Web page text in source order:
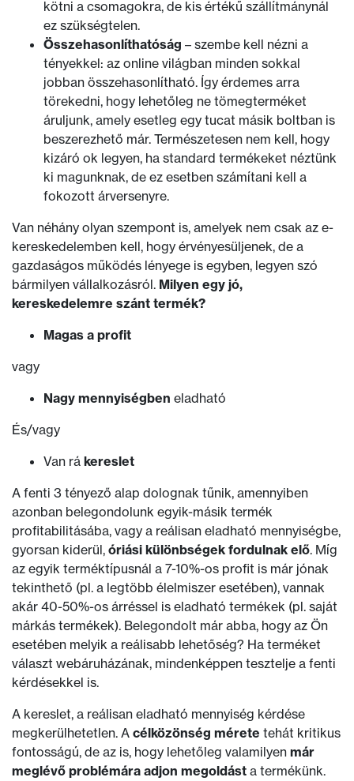
kötni a csomagokra, de kis értékű szállítmánynál
ez szükségtelen.
Összehasonlíthatóság – szembe kell nézni a
tényekkel: az online világban minden sokkal
jobban összehasonlítható. Így érdemes arra
törekedni, hogy lehetőleg ne tömegterméket
áruljunk, amely esetleg egy tucat másik boltban is
beszerezhető már. Természetesen nem kell, hogy
kizáró ok legyen, ha standard termékeket néztünk
ki magunknak, de ez esetben számítani kell a
fokozott árversenyre.
Van néhány olyan szempont is, amelyek nem csak az e-
kereskedelemben kell, hogy érvényesüljenek, de a
gazdaságos működés lényege is egyben, legyen szó
bármilyen vállalkozásról. Milyen egy jó,
kereskedelemre szánt termék?
Magas a profit
vagy
Nagy mennyiségben eladható
És/vagy
Van rá kereslet
A fenti 3 tényező alap dolognak tűnik, amennyiben
azonban belegondolunk egyik-másik termék
profitabilitásába, vagy a reálisan eladható mennyiségbe,
gyorsan kiderül, óriási különbségek fordulnak elő. Míg
az egyik terméktípusnál a 7-10%-os profit is már jónak
tekinthető (pl. a legtöbb élelmiszer esetében), vannak
akár 40-50%-os árréssel is eladható termékek (pl. saját
márkás termékek). Belegondolt már abba, hogy az Ön
esetében melyik a reálisabb lehetőség? Ha terméket
választ webáruházának, mindenképpen tesztelje a fenti
kérdésekkel is.
A kereslet, a reálisan eladható mennyiség kérdése
megkerülhetetlen. A célközönség mérete tehát kritikus
fontosságú, de az is, hogy lehetőleg valamilyen már
meglévő problémára adjon megoldást a termékünk.